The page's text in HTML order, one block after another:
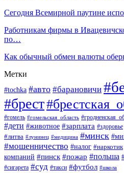
Сегодня Всемирной паутине
Работникам фирмы в
по…
Как обычный обмен валюты
Метки
#tochka #авто #барановичи
#брест
#гомель #гомельская_область
#дети #животное #зарплата #здоровье
#литва #лунинец #медицина #минск
#мошенничество #налог #наркотик
компаний #пинск #пожар #польша
#сигарета #суд #такси #футбол #школа